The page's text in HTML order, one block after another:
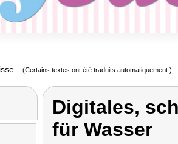
(Certains textes ont été traduits automatiquement.)
Digitales,
für Wasser